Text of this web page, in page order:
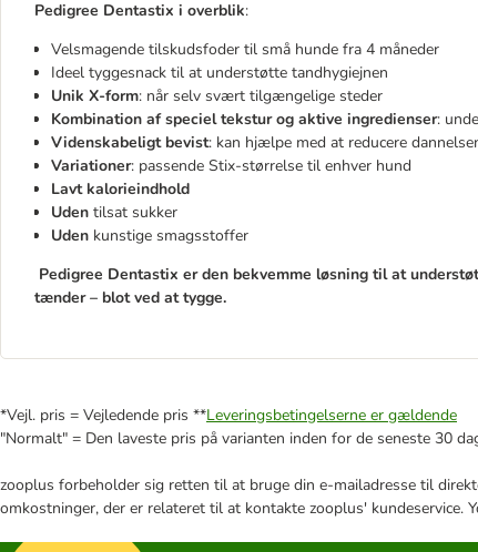
Pedigree Dentastix i overblik:
Velsmagende tilskudsfoder til små hunde fra 4 måneder
Ideel tyggesnack til at understøtte tandhygiejnen
Unik X-form: når selv svært tilgængelige steder
Kombination af speciel tekstur og aktive ingredienser:
Videnskabeligt bevist: kan hjælpe med at reducere
Variationer: passende Stix-størrelse til enhver hund
Lavt kalorieindhold
Uden tilsat sukker
Uden kunstige smagsstoffer
Pedigree Dentastix er den bekvemme løsning til at
tænder – blot ved at tygge.
*Vejl. pris = Vejledende pris **Leveringsbetingelserne er gældende
"Normalt" = Den laveste pris på varianten inden for de seneste 30
zooplus forbeholder sig retten til at bruge din e-mailadresse til
omkostninger, der er relateret til at kontakte zooplus' kundeservice.